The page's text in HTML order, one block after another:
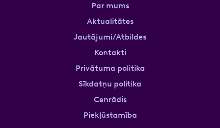
Par mums
Aktualitātes
Jautājumi/Atbildes
Kontakti
Privātuma politika
Sīkdatņu politika
Cenrādis
Piekļūstamība